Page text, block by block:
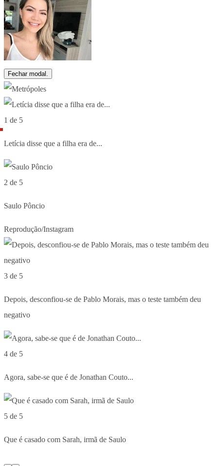
Fechar modal.
1 de 5
Letícia disse que a filha era de...
2 de 5
Saulo Pôncio
Reprodução/Instagram
3 de 5
Depois, desconfiou-se de Pablo Morais, mas o teste também deu
negativo
4 de 5
Agora, sabe-se que é de Jonathan Couto...
5 de 5
Que é casado com Sarah, irmã de Saulo